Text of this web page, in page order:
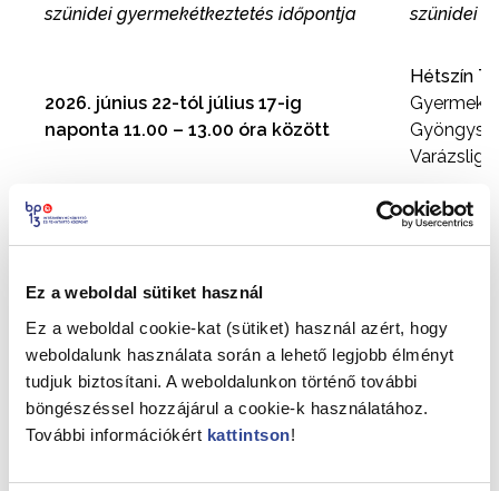
Ez a weboldal sütiket használ
Ez a weboldal cookie-kat (sütiket) használ azért, hogy
weboldalunk használata során a lehető legjobb élményt
tudjuk biztosítani. A weboldalunkon történő további
böngészéssel hozzájárul a cookie-k használatához.
További információkért kattintson!
szünidei gyermekétkeztetés időpontja szünidei
2026. június 22-tól július 17-ig
naponta 11.00 – 13.00 óra között
Hétszín
2026. július 20-től augusztus 31-ig
naponta 11.00 – 13.00 óra között
Vizafogó
Meséskert
A választott helyszínt vagy helyszíneket a kérelem-
nyilatkozat nyomtatványon kell megjelölni!
Az IMFK a helyszín változtatásának jogát fenntartja!